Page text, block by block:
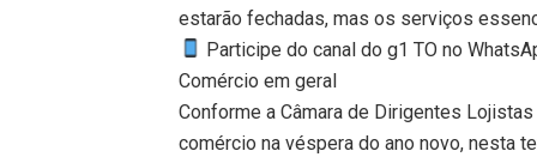
estarão fechadas, mas os serviços
Participe do canal do g1 TO no
Comércio em geral
Conforme a Câmara de Dirigentes
comércio na véspera do ano novo, nesta